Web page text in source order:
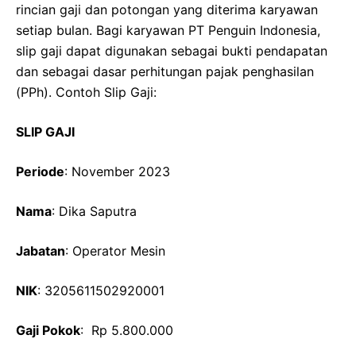
rincian gaji dan potongan yang diterima karyawan
setiap bulan. Bagi karyawan PT Penguin Indonesia,
slip gaji dapat digunakan sebagai bukti pendapatan
dan sebagai dasar perhitungan pajak penghasilan
(PPh). Contoh Slip Gaji:
SLIP GAJI
Periode: November 2023
Nama: Dika Saputra
Jabatan: Operator Mesin
NIK: 3205611502920001
Gaji Pokok: Rp 5.800.000